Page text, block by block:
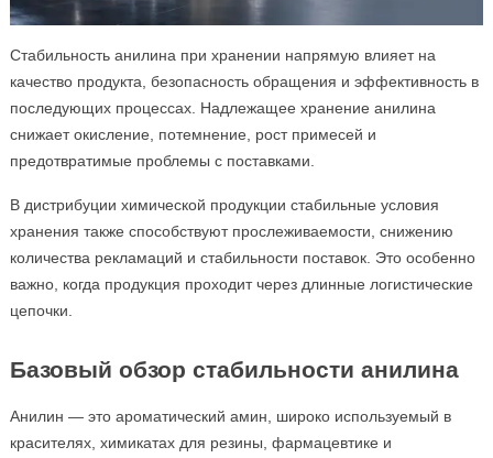
Стабильность анилина при хранении напрямую влияет на
качество продукта, безопасность обращения и эффективность в
последующих процессах. Надлежащее хранение анилина
снижает окисление, потемнение, рост примесей и
предотвратимые проблемы с поставками.
В дистрибуции химической продукции стабильные условия
хранения также способствуют прослеживаемости, снижению
количества рекламаций и стабильности поставок. Это особенно
важно, когда продукция проходит через длинные логистические
цепочки.
Базовый обзор стабильности анилина
Анилин — это ароматический амин, широко используемый в
красителях, химикатах для резины, фармацевтике и